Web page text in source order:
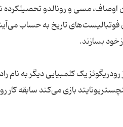
اوصاف، مسی و رونالدو
تاریخ به حساب
خود بسازند.
رودریگوئز یک کلمبیایی دیگر به نام
بازی می‌کند سابقه